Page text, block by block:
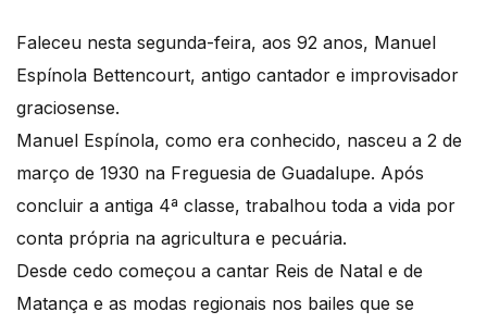
Faleceu nesta segunda-feira, aos 92 anos, Manuel
Espínola Bettencourt, antigo cantador e improvisador
graciosense.
Manuel Espínola, como era conhecido, nasceu a 2 de
março de 1930 na Freguesia de Guadalupe. Após
concluir a antiga 4ª classe, trabalhou toda a vida por
conta própria na agricultura e pecuária.
Desde cedo começou a cantar Reis de Natal e de
Matança e as modas regionais nos bailes que se